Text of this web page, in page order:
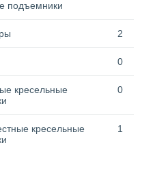
подъемники
2
0
кресельные
0
кресельные
1